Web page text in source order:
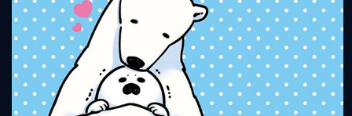
Bacchikoi! - Expansion Pack